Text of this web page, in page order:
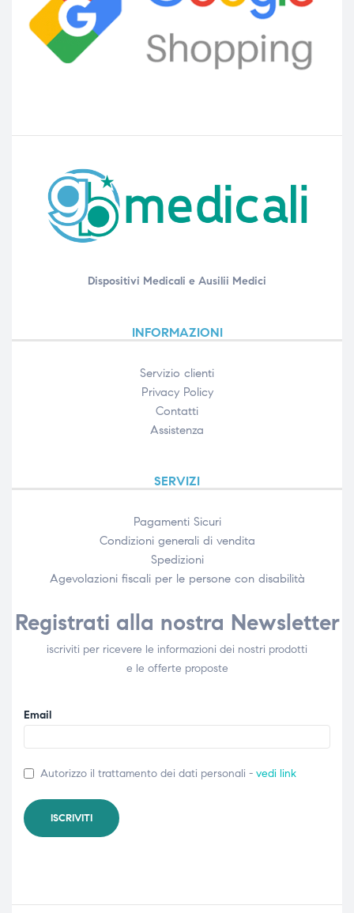
Dispositivi Medicali e Ausilii Medici
INFORMAZIONI
Servizio clienti
Privacy Policy
Contatti
Assistenza
SERVIZI
Pagamenti Sicuri
Condizioni generali di vendita
Spedizioni
Agevolazioni fiscali per le persone con disabilità​
Registrati alla nostra Newsletter
iscriviti per ricevere le informazioni dei nostri prodotti
e le offerte proposte
Email
Autorizzo il trattamento dei dati personali - vedi link